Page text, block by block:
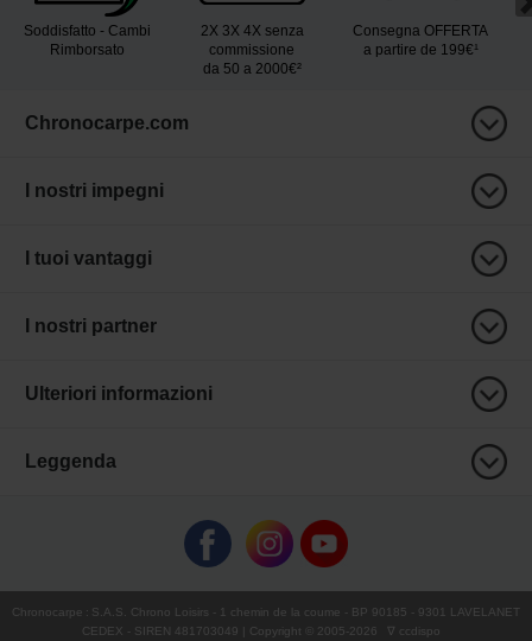
Soddisfatto - Cambi
Rimborsato
2X 3X 4X senza
commissione
da 50 a 2000€²
Consegna OFFERTA
a partire de 199€¹
Chronocarpe.com
I nostri impegni
I tuoi vantaggi
I nostri partner
Ulteriori informazioni
Leggenda
Chronocarpe : S.A.S. Chrono Loisirs - 1 chemin de la coume - BP 90185 - 9301 LAVELANET
CEDEX - SIREN 481703049 | Copyright © 2005-2026 ∇ ccdispo